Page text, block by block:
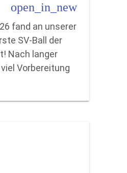
open_in_new
fand an unserer
SV-Ball der
Nach langer
Vorbereitung